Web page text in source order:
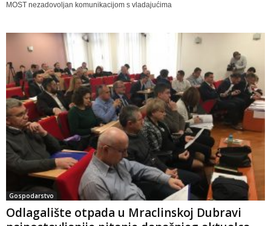
MOST nezadovoljan komunikacijom s vladajućima
Gospodarstvo
Odlagalište otpada u Mraclinskoj Dubravi